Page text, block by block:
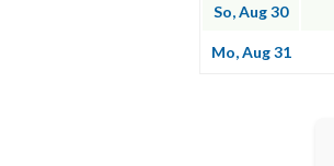
So, Aug 30
Mo, Aug 31